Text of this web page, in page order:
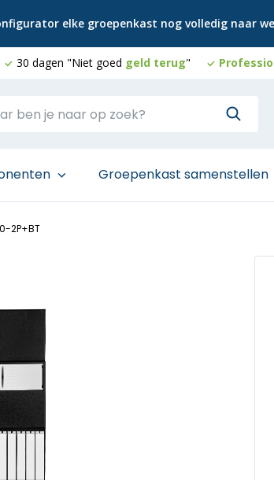
elke groepenkast nog volledig naar
30 dagen "Niet goed geld terug"
Groepenkast samenstellen
2P+BT